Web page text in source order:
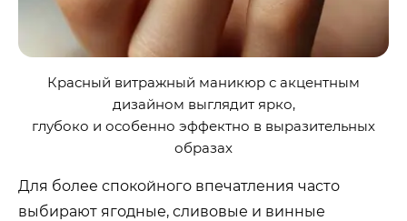
Красный витражный маникюр с акцентным
дизайном выглядит ярко,
глубоко и особенно эффектно в выразительных
образах
Для более спокойного впечатления часто
выбирают ягодные, сливовые и винные